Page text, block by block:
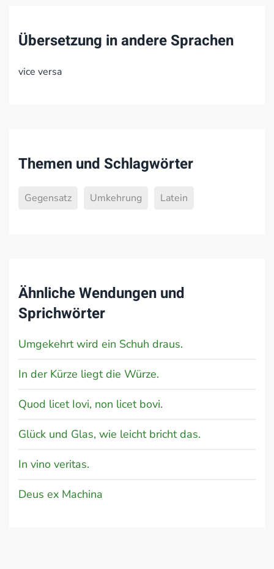
Übersetzung in andere Sprachen
vice versa
Themen und Schlagwörter
Gegensatz Umkehrung Latein
Ähnliche Wendungen und
Sprichwörter
Umgekehrt wird ein Schuh draus.
In der Kürze liegt die Würze.
Quod licet Iovi, non licet bovi.
Glück und Glas, wie leicht bricht das.
In vino veritas.
Deus ex Machina